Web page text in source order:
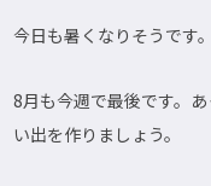
今日も暑くなりそうです
8月も今週で最後です。
い出を作りましょう。